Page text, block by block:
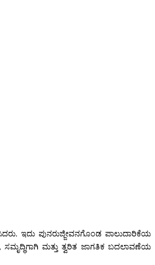
ಇದು ಪುನರುಜ್ಜೀವನಗೊಂಡ ಪಾಲುದಾರಿಕೆಯ
ಸಮೃದ್ಧಿಗಾಗಿ ಮತ್ತು ತ್ವರಿತ ಜಾಗತಿಕ ಬದಲಾವಣೆಯ